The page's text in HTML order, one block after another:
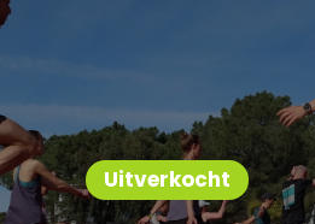
Uitverkocht